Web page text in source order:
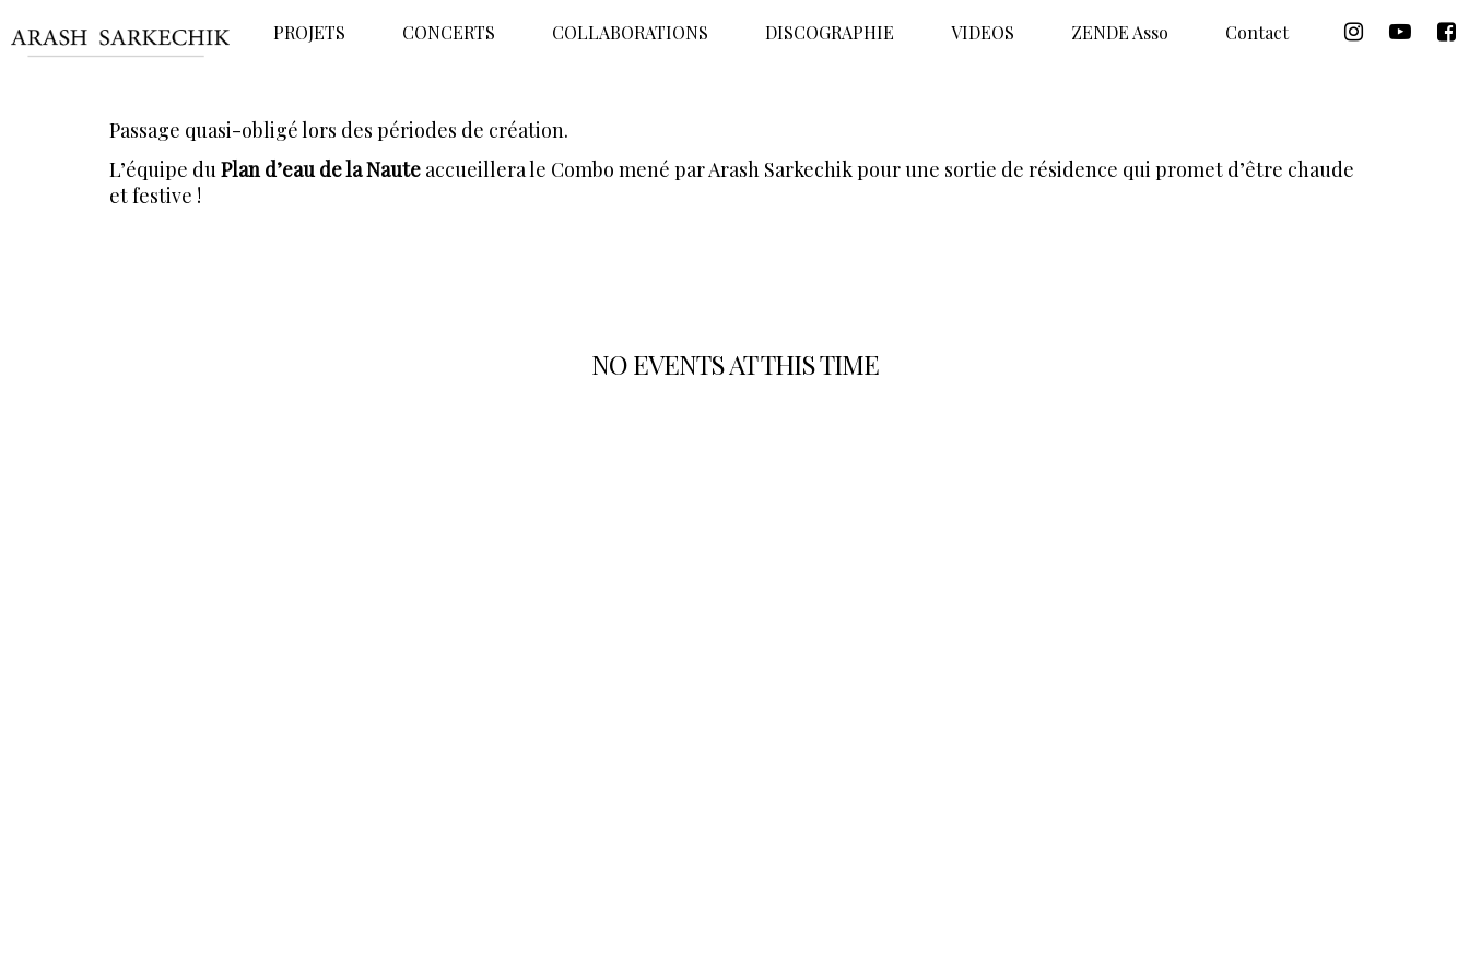
PROJETS CONCERTS COLLABORATIONS DISCOGRAPHIE VIDEOS ZENDE Asso Contact
Passage quasi-obligé lors des périodes de création.
L’équipe duPlan d’eau de la Naute accueillera le Combo mené par Arash Sarkechik pour une sortie de résidence qui promet d’être chaude
et festive !
NO EVENTS AT THIS TIME